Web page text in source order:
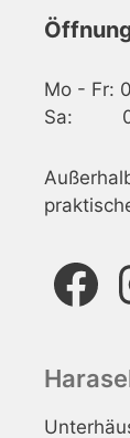
Mo - Fr:
Sa: